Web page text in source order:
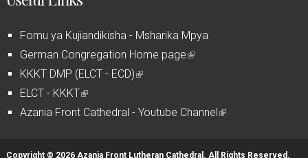
Fomu ya Kujiandikisha - Msharika Mpya
German Congregation Home page(
n
i
KKKT DMP (ELCT - ECD)(
i
k
ELCT - KKKT(
l
n
Azania Front Cathedral - Youtube Channel(
i
Copyright © 2026 Azania Front Lutheran Cathedral. All Rights Reserved.